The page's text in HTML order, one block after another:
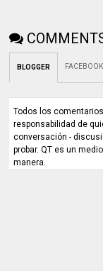
BLOGGER FACEBOOK
Todos los
responsabilidad de
conversación -
probar. QT es un
manera.